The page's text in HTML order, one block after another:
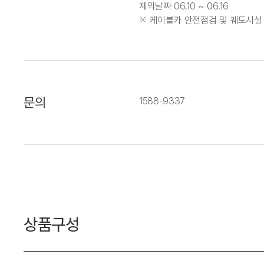
제외날짜 06.10 ~ 06.16
※ 케이블카 안전점검 및 궤도시
문의 1588-9337
상품구성